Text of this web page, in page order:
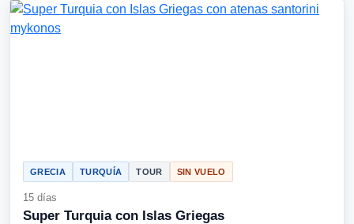
GRECIA TURQUÍA TOUR SIN VUELO
15 días
Super Turquia con Islas Griegas